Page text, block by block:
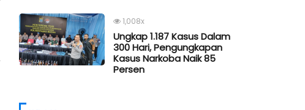
1,008x
Ungkap 1.187 Kasus Dalam
300 Hari, Pengungkapan
Kasus Narkoba Naik 85
Persen